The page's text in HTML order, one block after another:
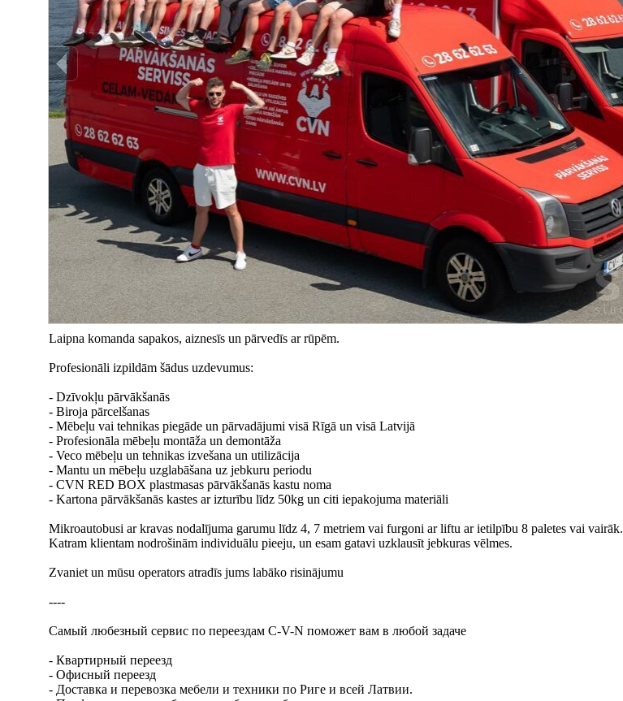
Laipna komanda sapakos, aiznesīs un pārvedīs ar rūpēm.
Profesionāli izpildām šādus uzdevumus:
- Dzīvokļu pārvākšanās
- Biroja pārcelšanas
- Mēbeļu vai tehnikas piegāde un pārvadājumi visā Rīgā un visā Latvijā
- Profesionāla mēbeļu montāža un demontāža
- Veco mēbeļu un tehnikas izvešana un utilizācija
- Mantu un mēbeļu uzglabāšana uz jebkuru periodu
- CVN RED BOX plastmasas pārvākšanās kastu noma
- Kartona pārvākšanās kastes ar izturību līdz 50kg un citi iepakojuma materiāli
Mikroautobusi ar kravas nodalījuma garumu līdz 4, 7 metriem vai furgoni ar liftu ar ietilpību 8 paletes vai vairāk.
Katram klientam nodrošinām individuālu pieeju, un esam gatavi uzklausīt jebkuras vēlmes.
Zvaniet un mūsu operators atradīs jums labāko risinājumu
----
Самый любезный сервис по переездам C-V-N поможет вам в любой задаче
- Квартирный переезд
- Офисный переезд
- Доставка и перевозка мебели и техники по Риге и всей Латвии.